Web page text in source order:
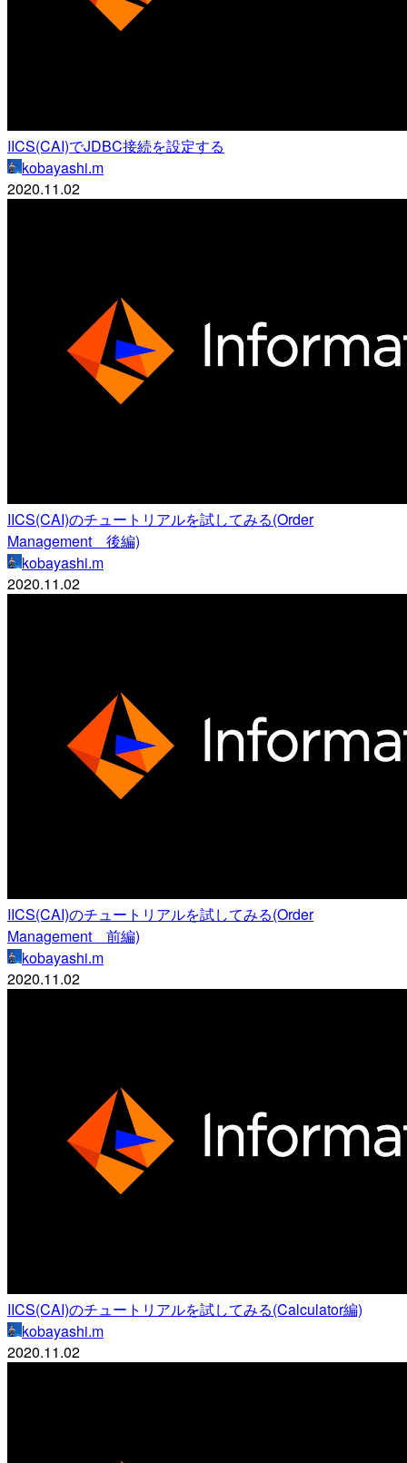
IICS(CAI)でJDBC接続を設定する
kobayashi.m
2020.11.02
IICS(CAI)のチュートリアルを試してみる(Order
Management 後編)
kobayashi.m
2020.11.02
IICS(CAI)のチュートリアルを試してみる(Order
Management 前編)
kobayashi.m
2020.11.02
IICS(CAI)のチュートリアルを試してみる(Calculator編)
kobayashi.m
2020.11.02